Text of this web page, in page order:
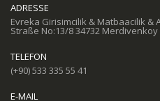
ADRESSE
Evreka Girisimcilik & Matbaacilik &
Straße No:13/8 34732
TELEFON
(+90) 533 335 55 41
E-MAIL